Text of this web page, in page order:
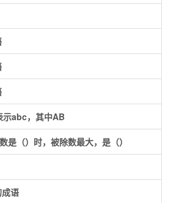
示abc，其中AB
是（）时，被除数最大，是（）
语